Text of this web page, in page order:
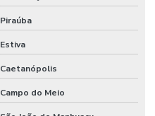
Piraúba
Estiva
Caetanópolis
Campo do Meio